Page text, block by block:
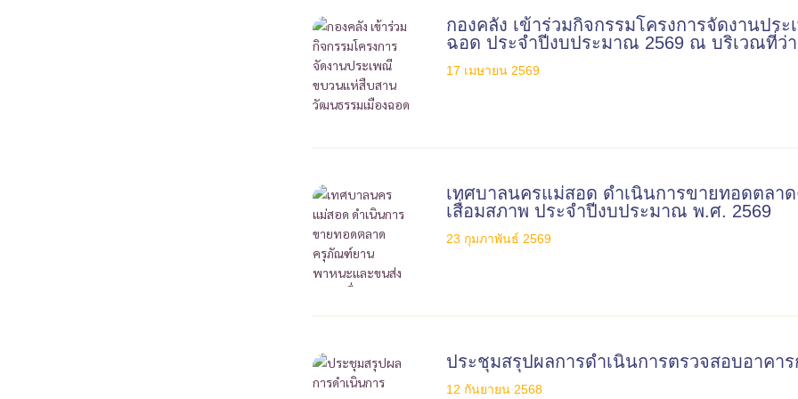
กองคลัง เข้าร่วมกิจกรรมโครงการจัดงานป
ฉอด ประจำปีงบประมาณ 2569 ณ บริเวณที่ว่
17 เมษายน 2569
เทศบาลนครแม่สอด ดำเนินการขายทอดตล
เสื่อมสภาพ ประจำปีงบประมาณ พ.ศ. 2569
23 กุมภาพันธ์ 2569
ประชุมสรุปผลการดำเนินการตรวจสอบอาคา
12 กันยายน 2568